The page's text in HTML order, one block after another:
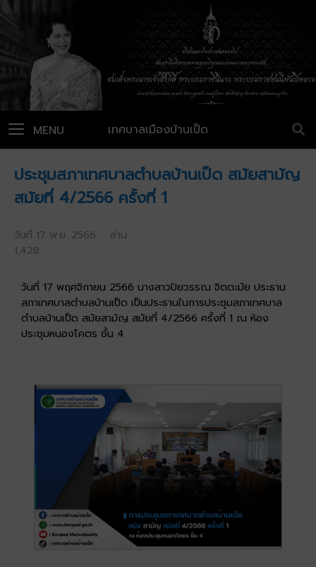
เทศบาลเมืองบ้านเป็ด
MENU
ประชุมสภาเทศบาลตำบลบ้านเป็ด สมัยสามัญ
สมัยที่ 4/2566 ครั้งที่ 1
วันที่ 17 พ.ย. 2566 อ่าน
1,428
วันที่ 17 พฤศจิกายน 2566 นางสาวปิยวรรณ จิตตะมัย ประธาน
สภาเทศบาลตำบลบ้านเป็ด เป็นประธานในการประชุมสภาเทศบาล
ตำบลบ้านเป็ด สมัยสามัญ สมัยที่ 4/2566 ครั้งที่ 1 ณ ห้อง
ประชุมหนองโคตร ชั้น 4